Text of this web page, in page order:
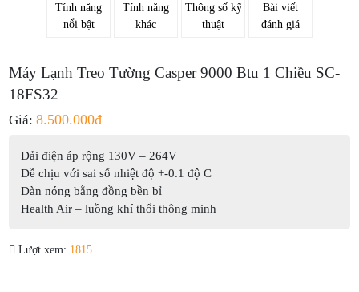
Tính năng
nổi bật
Tính năng
khác
Thông số kỹ
thuật
Bài viết
đánh giá
Máy Lạnh Treo Tường Casper 9000 Btu 1 Chiều SC-
18FS32
Giá: 8.500.000đ
Dải điện áp rộng 130V – 264V
Dễ chịu với sai số nhiệt độ +-0.1 độ C
Dàn nóng bằng đồng bền bỉ
Health Air – luồng khí thổi thông minh
Lượt xem: 1815